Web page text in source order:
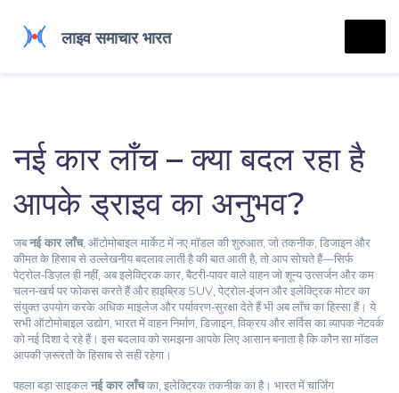
नई कार लाँच – क्या बदल रहा है
आपके ड्राइव का अनुभव?
जबनई कार लाँच, ऑटोमोबाइल मार्केट में नए मॉडल की शुरुआत, जो तकनीक, डिजाइन और
कीमत के हिसाब से उल्लेखनीय बदलाव लाती हैकी बात आती है, तो आप सोचते हैं—सिर्फ
पेट्रोल‑डिज़ल ही नहीं, अबइलेक्ट्रिक कार बैटरी‑पावर वाले वाहन जो शून्य उत्सर्जन और कम
चलन‑खर्च पर फोकस करते हैंऔरहाइब्रिड SUV पेट्रोल‑इंजन और इलेक्ट्रिक मोटर का
संयुक्त उपयोग करके अधिक माइलेज और पर्यावरण‑सुरक्षा देते हैंभी अब लाँच का हिस्सा हैं। ये
सभीऑटोमोबाइल उद्योग भारत में वाहन निर्माण, डिजाइन, विक्रय और सर्विस का व्यापक नेटवर्क
को नई दिशा दे रहे हैं। इस बदलाव को समझना आपके लिए आसान बनाता है कि कौन सा मॉडल
आपकी ज़रूरतों के हिसाब से सही रहेगा।
पहला बड़ा साइकलनई कार लाँचका, इलेक्ट्रिक तकनीक का है। भारत में चार्जिंग